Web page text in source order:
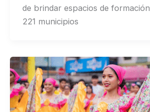
de brindar espacios de
221 municipios